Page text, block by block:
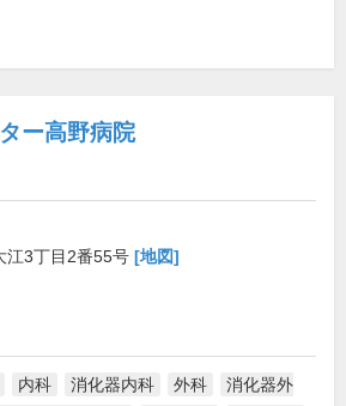
ー高野病院
江3丁目2番55号 [地図]
内科 消化器内科 外科
消化器外